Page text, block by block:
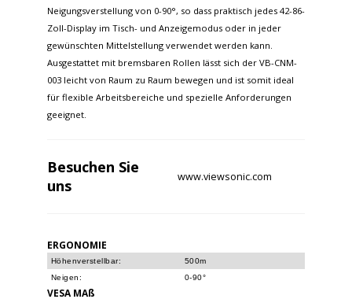
Neigungsverstellung von 0-90°, so dass praktisch jedes 42-86-
Zoll-Display im Tisch- und Anzeigemodus oder in jeder
gewünschten Mittelstellung verwendet werden kann.
Ausgestattet mit bremsbaren Rollen lässt sich der VB-CNM-
003 leicht von Raum zu Raum bewegen und ist somit ideal
für flexible Arbeitsbereiche und spezielle Anforderungen
geeignet.
Besuchen Sie
uns
www.viewsonic.com
ERGONOMIE
Höhenverstellbar:
500m
Neigen:
0-90°
VESA MAß